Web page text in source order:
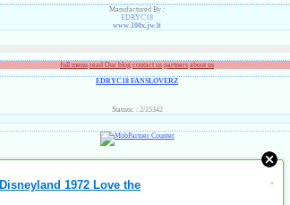
Manufactured By :
EDRYC'18
www.100x.jw.lt
full menu read Our blog contact us partners about us
EDRYC18 FANSLOVERZ
Statistic : 2/15342
Disneyland 1972 Love the »